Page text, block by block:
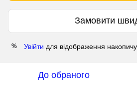
Замовити
% Увійти для відображення
До обраного